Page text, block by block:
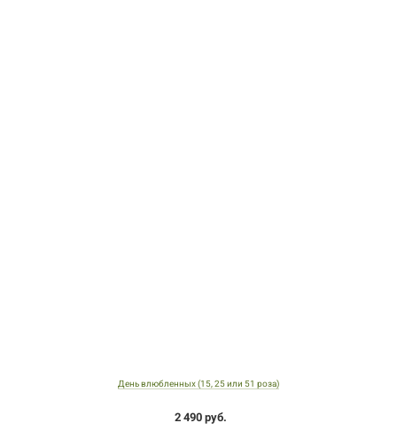
День влюбленных (15, 25 или 51 роза)
2 490 руб.